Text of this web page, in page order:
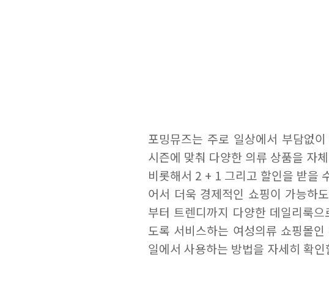
포밍뮤즈는 주로 일상에서 부담없
시즌에 맞춰 다양한 의류 상품을 자
비롯해서 2 + 1 그리고 할인을 받을
어서 더욱 경제적인 쇼핑이 가능하
부터 트렌디까지 다양한 데일리룩
도록 서비스하는 여성의류 쇼핑몰
일에서 사용하는 방법을 자세히 확